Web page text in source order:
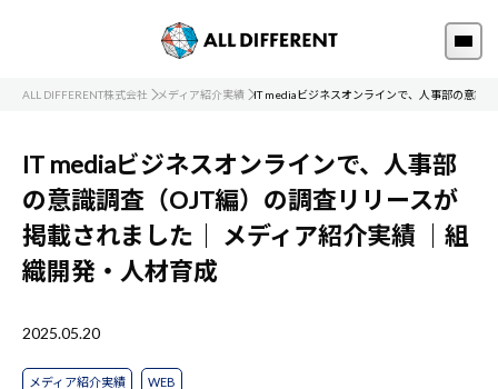
ALL DIFFERENT株式会社 メディア紹介実績 IT mediaビジネスオンラインで、人事部の意識
IT mediaビジネスオンラインで、人事部
の意識調査（OJT編）の調査リリースが
掲載されました｜ メディア紹介実績
｜組
織開発・人材育成
2025.05.20
メディア紹介実績 WEB